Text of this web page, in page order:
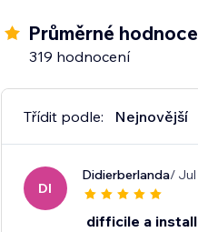
Průměrné
319 hodnocení
Třídit podle: Nejnovější
DI
Didierberlanda/ Jul
difficile a